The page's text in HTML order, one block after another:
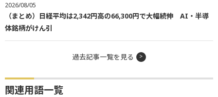
2026/08/05
（まとめ）日経平均は2,342円高の66,300円で大幅続伸 AI・半導
体銘柄がけん引
過去記事一覧を見る
関連用語一覧